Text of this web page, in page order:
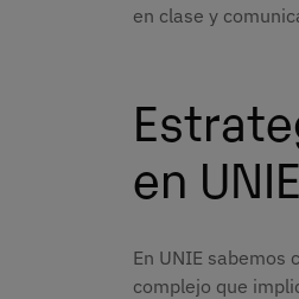
en clase y
en
En UNIE sabemos
complejo que